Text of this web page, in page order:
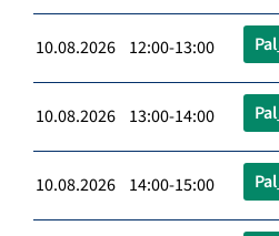
10.08.2026 12:00-13:00
10.08.2026 13:00-14:00
10.08.2026 14:00-15:00